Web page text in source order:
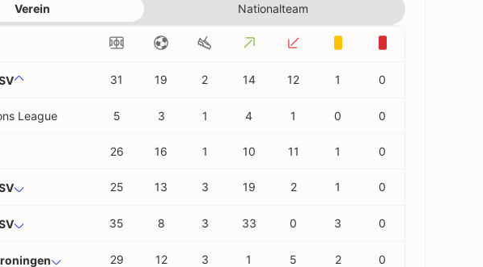
Verein Nationalteam
31 19 2 14 12 1 0
League 5 3 1 4 1 0 0
26 16 1 10 11 1 0
25 13 3 19 2 1 0
35 8 3 33 0 3 0
29 12 3 1 5 2 0